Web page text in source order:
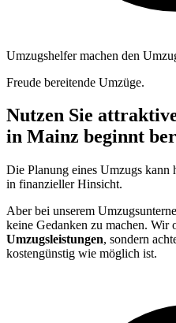
Umzugshelfer machen den
Freude bereitende Umzüge.
Nutzen Sie
in Mainz beginnt
Die Planung eines Umzugs kann
in finanzieller Hinsicht.
Aber bei unserem
keine Gedanken zu machen. Wir
Umzugsleistungen, sondern
kostengünstig wie möglich ist.